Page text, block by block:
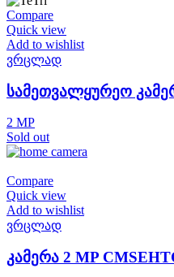
Compare
Quick view
Add to wishlist
ვრცლად
სამეთვალყურეო
2 MP
Sold out
Compare
Quick view
Add to wishlist
ვრცლად
კამერა 2 MP